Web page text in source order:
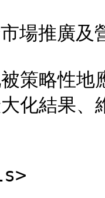
場推廣及
策略性地
化結果